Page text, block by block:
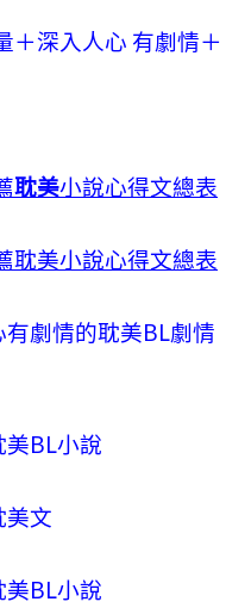
＋深入人心 有劇情＋
耽美小說心得文總表
耽美小說心得文總表
有劇情的耽美BL劇情
美BL小說
美文
美BL小說